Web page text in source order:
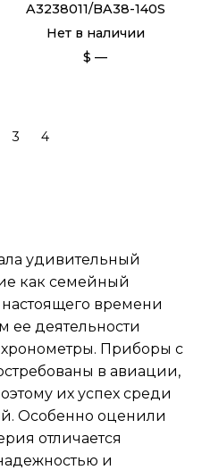
A3238011/BA38-140S
Нет в наличии
$ —
3 4
удивительный
как семейный
времени
ее деятельности
Приборы с
в авиации,
их успех среди
Особенно оценили
отличается
и